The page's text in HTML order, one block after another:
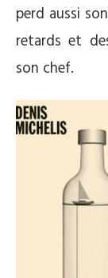
perd aussi
retards et
son chef.